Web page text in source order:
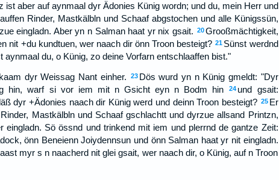
ist aber auf aynmaal dyr Ädonies Künig wordn; und du, mein Herr und
Rinder, Mastkälbln und Schaaf abgstochen und alle Künigssün,
eingladn. Aber yn n Salman haat yr nix gsait. 20 Grooßmächtigkeit,
nit +du kundtuen, wer naach dir önn Troon besteigt? 21 Sünst werdnd
du, o Künig, zo deine Vorfarn entschlaaffen bist."
dyr Weissag Nant einher. 23 Dös wurd yn n Künig gmeldt: "Dyr
hin, warf si vor iem mit n Gsicht eyn n Bodm hin
24 und gsait:
dyr +Ädonies naach dir Künig werd und deinn Troon besteigt? 25 Er
Mastkälbln und Schaaf gschlachtt und dyrzue allsand Printzn,
Sö össnd und trinkend mit iem und plerrnd de gantze Zeit:
önn Beneienn Joiydennsun und önn Salman haat yr nit eingladn.
myr s n naacherd nit glei gsait, wer naach dir, o Künig, auf n Troon